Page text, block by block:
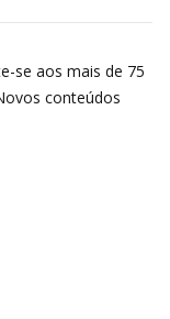
se aos mais de 75
conteúdos